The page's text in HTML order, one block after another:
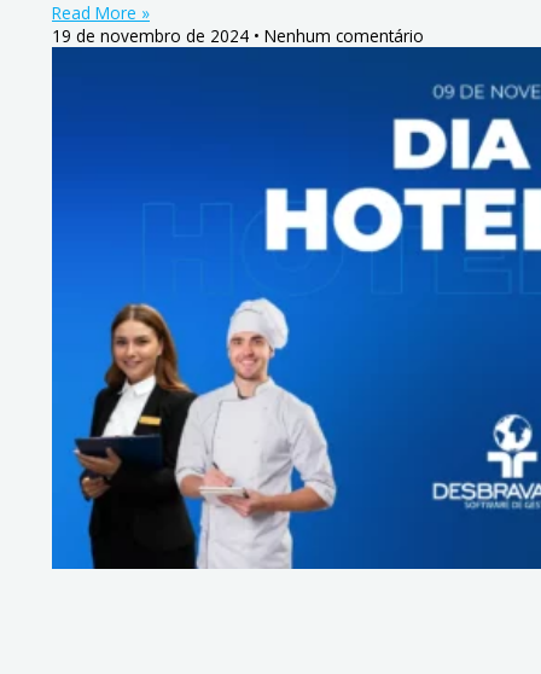
Read More »
19 de novembro de 2024
Nenhum comentário